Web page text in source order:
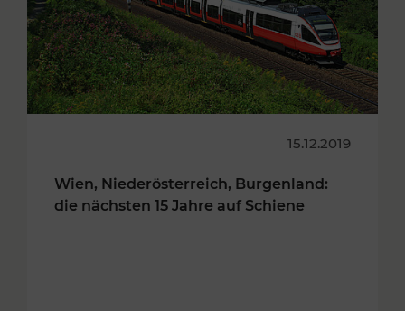
15.12.2019
Wien, Niederösterreich, Burgenland:
die nächsten 15 Jahre auf Schiene